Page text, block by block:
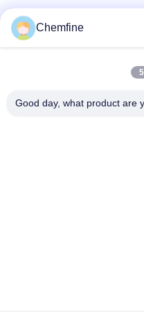
Zaal 924, Road van
Chemfine
Good day, what product are